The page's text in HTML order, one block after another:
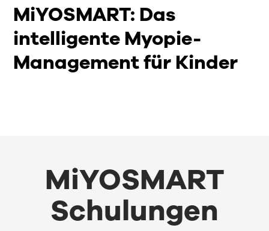
MiYOSMART: Das
intelligente Myopie-
Management für Kinder
MiYOSMART
Schulungen